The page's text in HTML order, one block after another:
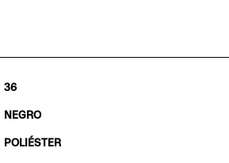
36
NEGRO
POLIÉSTER